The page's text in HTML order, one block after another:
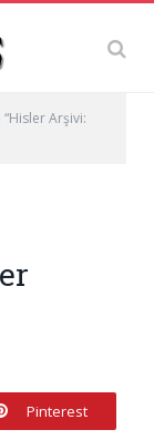
“Hisler Arşivi:
Pinterest